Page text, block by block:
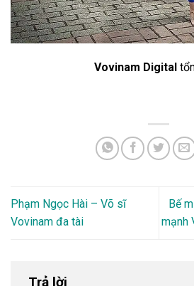
Vovinam Digital
Phạm Ngọc Hài – Võ sĩ
Vovinam đa tài
Bế
mạnh
Trả lời